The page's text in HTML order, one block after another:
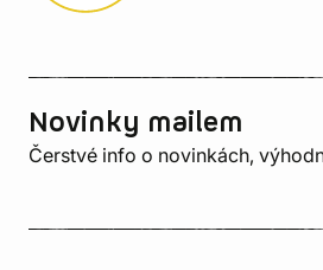
Novinky mailem
Čerstvé info o novinkách,